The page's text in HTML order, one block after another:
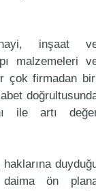
inşaat
malzemeleri
çok firmadan
ile artı
ön